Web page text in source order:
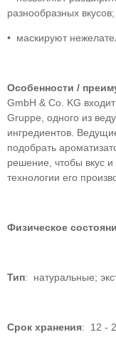
разнообразных вкусов;
• маскируют
Особенности /
GmbH & Co. KG
Gruppe, одного из
ингредиентов.
подобрать
решение, чтобы вкус
технологии его
Физическое
Тип: натуральные;
Срок хранения: 12 -